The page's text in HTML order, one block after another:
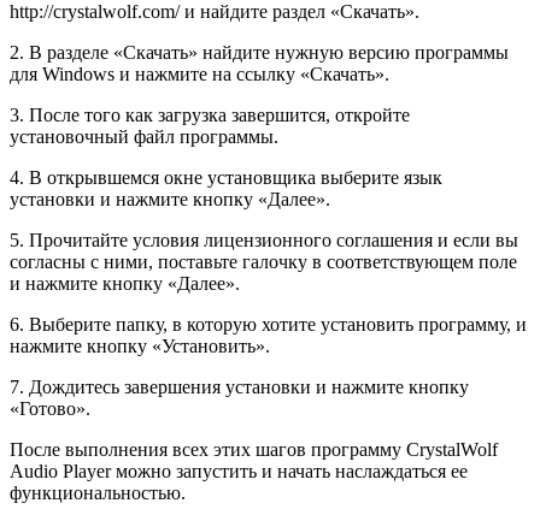
http://crystalwolf.com/ и найдите раздел «Скачать».
2. В разделе «Скачать» найдите нужную версию программы
для Windows и нажмите на ссылку «Скачать».
3. После того как загрузка завершится, откройте
установочный файл программы.
4. В открывшемся окне установщика выберите язык
установки и нажмите кнопку «Далее».
5. Прочитайте условия лицензионного соглашения и если вы
согласны с ними, поставьте галочку в соответствующем поле
и нажмите кнопку «Далее».
6. Выберите папку, в которую хотите установить программу, и
нажмите кнопку «Установить».
7. Дождитесь завершения установки и нажмите кнопку
«Готово».
После выполнения всех этих шагов программу CrystalWolf
Audio Player можно запустить и начать наслаждаться ее
функциональностью.